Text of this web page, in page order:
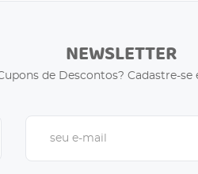
NEWSLETTER
de Descontos? Cadastre-